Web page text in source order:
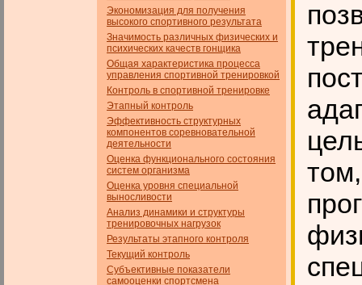
Экономизация для получения
высокого спортивного результата
Значимость различных физических и
психических качеств гон­щика
Общая характеристика процесса
управления спортивной тренировкой
Контроль в спортивной тренировке
Этапный контроль
Эффективность структурных
компонентов соревновательной
деятельности
Оценка функционального состояния
систем организма
Оценка уровня специальной
выносливости
Анализ динамики и структуры
тренировочных нагрузок
Результаты этапного контроля
Текущий контроль
Субъективные показатели
самооценки спортсмена